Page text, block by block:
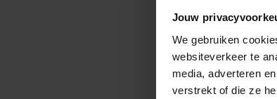
Jouw
We gebruiken
websiteverkeer te
media, adverteren
verstrekt of die ze